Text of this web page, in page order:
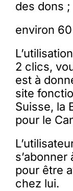
des dons ;
environ
2 clics,
est à
site
Suisse, la
pour le
s’abonner
pour être
chez lui.